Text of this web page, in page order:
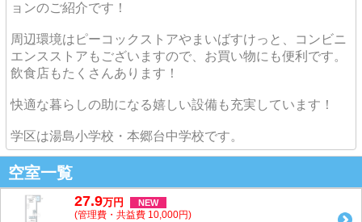
ョンのご紹介です！
周辺環境はピーコックストアやまいばすけっと、コンビニ
エンスストアもございますので、お買い物にも便利です。
飲食店もたくさんあります！
快適な暮らしの助になる嬉しい設備も充実しています！
学区は湯島小学校・本郷台中学校です。
空室一覧
27.9万円 NEW
(管理費・共益費 10,000円)